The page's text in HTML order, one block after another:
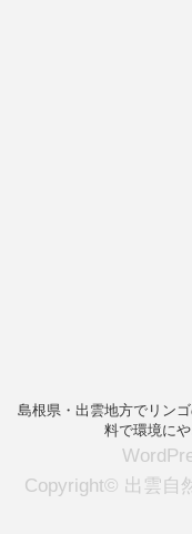
島根県・出雲地方でリン
料で環境に
Copyright© 出雲自